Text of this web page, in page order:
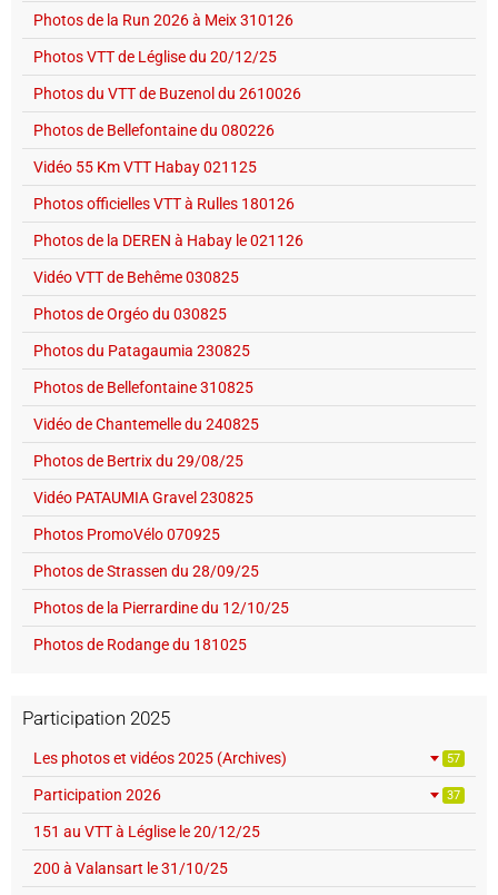
Photos de la Run 2026 à Meix 310126
Photos VTT de Léglise du 20/12/25
Photos du VTT de Buzenol du 2610026
Photos de Bellefontaine du 080226
Vidéo 55 Km VTT Habay 021125
Photos officielles VTT à Rulles 180126
Photos de la DEREN à Habay le 021126
Vidéo VTT de Behême 030825
Photos de Orgéo du 030825
Photos du Patagaumia 230825
Photos de Bellefontaine 310825
Vidéo de Chantemelle du 240825
Photos de Bertrix du 29/08/25
Vidéo PATAUMIA Gravel 230825
Photos PromoVélo 070925
Photos de Strassen du 28/09/25
Photos de la Pierrardine du 12/10/25
Photos de Rodange du 181025
Participation 2025
Les photos et vidéos 2025 (Archives) 57
Participation 2026 37
151 au VTT à Léglise le 20/12/25
200 à Valansart le 31/10/25